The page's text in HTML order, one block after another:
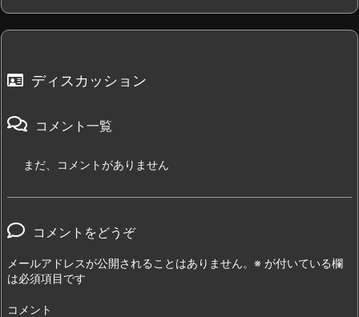
ディスカッション
コメント一覧
まだ、コメントがありません
コメントをどうぞ
メールアドレスが公開されることはありません。 ※ が付いている欄
は必須項目です
コメント